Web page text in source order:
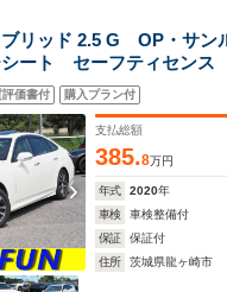
リッド 2.5 G OP・サン
シート セーフティセン
スプレイ Bカメラ
価書付 購入プラン付
支払総額
385.8万円
年式 2020年
車検
車検整備付
保証
保証付
住所
茨城県龍ヶ崎市